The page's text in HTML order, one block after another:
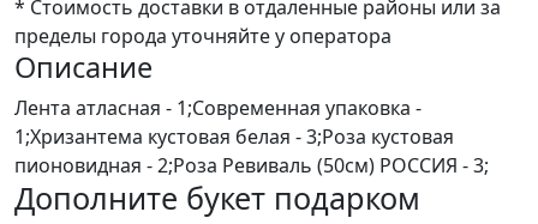
* Стоимость доставки в отдаленные районы или за
пределы города уточняйте у оператора
Описание
Лента атласная - 1;Современная упаковка -
1;Хризантема кустовая белая - 3;Роза кустовая
пионовидная - 2;Роза Ревиваль (50см) РОССИЯ - 3;
Дополните букет подарком